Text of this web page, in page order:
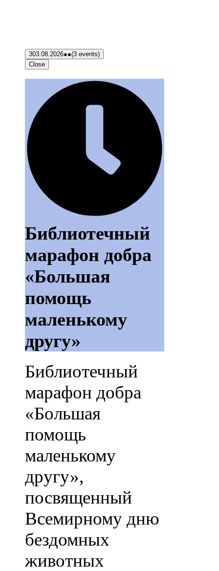
303.08.2026●●(3 events)
Close
Библиотечный
марафон добра
«Большая
помощь
маленькому
другу»
Библиотечный
марафон добра
«Большая
помощь
маленькому
другу»,
посвященный
Всемирному дню
бездомных
животных